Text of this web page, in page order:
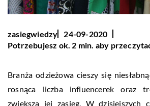
zasiegwiedzy
24-09-2020
Potrzebujesz ok. 2 min. aby
Branża odzieżowa cieszy się
rosnąca liczba influencerek oraz
zwiększa jej zasięg. W dzisiejszych